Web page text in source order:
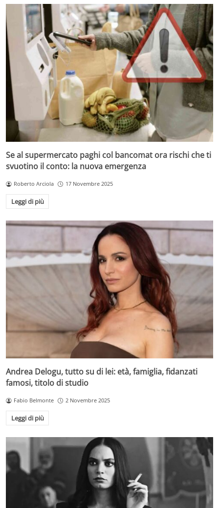
Se al supermercato paghi col bancomat ora rischi che ti
svuotino il conto: la nuova emergenza
Roberto Arciola 17 Novembre 2025
Leggi di più
Andrea Delogu, tutto su di lei: età, famiglia, fidanzati
famosi, titolo di studio
Fabio Belmonte 2 Novembre 2025
Leggi di più